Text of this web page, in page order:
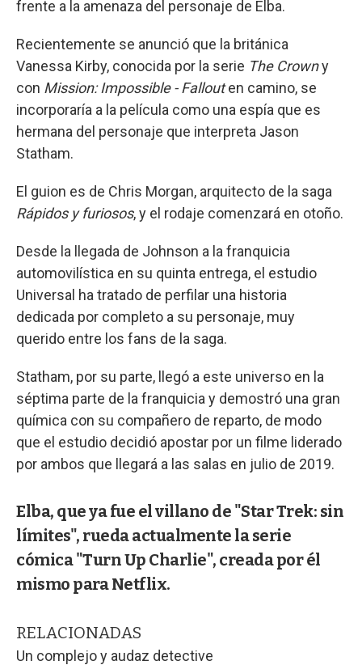
frente a la amenaza del personaje de Elba.
Recientemente se anunció que la británica
Vanessa Kirby, conocida por la serie The Crowny
con Mission: Impossible - Fallouten camino, se
incorporaría a la película como una espía que es
hermana del personaje que interpreta Jason
Statham.
El guion es de Chris Morgan, arquitecto de la saga
Rápidos y furiosos, y el rodaje comenzará en otoño.
Desde la llegada de Johnson a la franquicia
automovilística en su quinta entrega, el estudio
Universal ha tratado de perfilar una historia
dedicada por completo a su personaje, muy
querido entre los fans de la saga.
Statham, por su parte, llegó a este universo en la
séptima parte de la franquicia y demostró una gran
química con su compañero de reparto, de modo
que el estudio decidió apostar por un filme liderado
por ambos que llegará a las salas en julio de 2019.
Elba, que ya fue el villano de "Star Trek: sin
límites", rueda actualmente la serie
cómica "Turn Up Charlie", creada por él
mismo para Netflix.
RELACIONADAS
Un complejo y audaz detective